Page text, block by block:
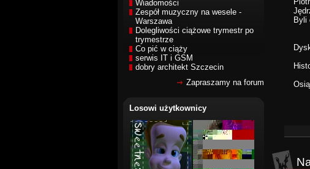
Wiadomości
Zespół muzyczny na wesele -
Warszawa
Dolegliwości ciążowe trymestr po
trymestrze
Co pić w ciąży
serwis IT i GSM
dobry architekt Szczecin
Zapraszamy na forum
Losowi użytkownicy
Byli